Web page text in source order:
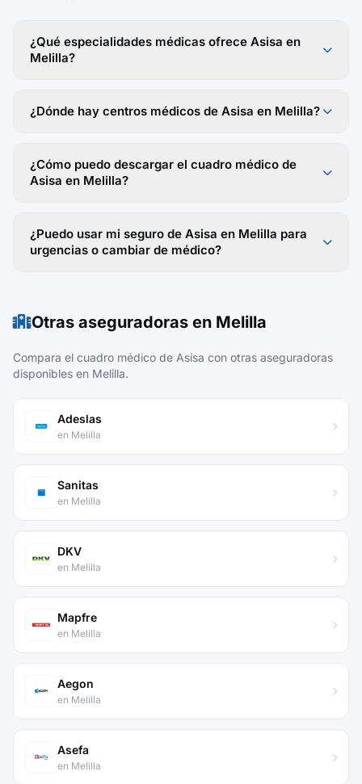
¿Qué especialidades médicas ofrece Asisa en
Melilla?
¿Dónde hay centros médicos de Asisa en Melilla?
¿Cómo puedo descargar el cuadro médico de
Asisa en Melilla?
¿Puedo usar mi seguro de Asisa en Melilla para
urgencias o cambiar de médico?
Otras aseguradoras en Melilla
Compara el cuadro médico de Asisa con otras aseguradoras
disponibles en Melilla.
Adeslas
en Melilla
Sanitas
en Melilla
DKV
en Melilla
Mapfre
en Melilla
Aegon
en Melilla
Asefa
en Melilla